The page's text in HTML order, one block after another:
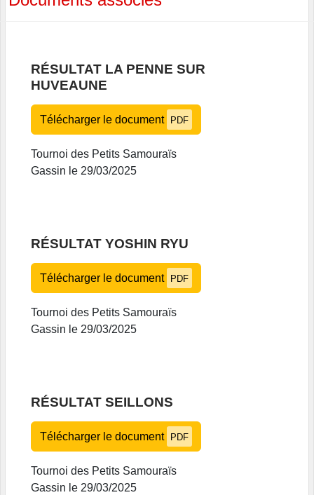
RÉSULTAT LA PENNE SUR
HUVEAUNE
Télécharger le document PDF
Tournoi des Petits Samouraïs
Gassin le 29/03/2025
RÉSULTAT YOSHIN RYU
Télécharger le document PDF
Tournoi des Petits Samouraïs
Gassin le 29/03/2025
RÉSULTAT SEILLONS
Télécharger le document PDF
Tournoi des Petits Samouraïs
Gassin le 29/03/2025